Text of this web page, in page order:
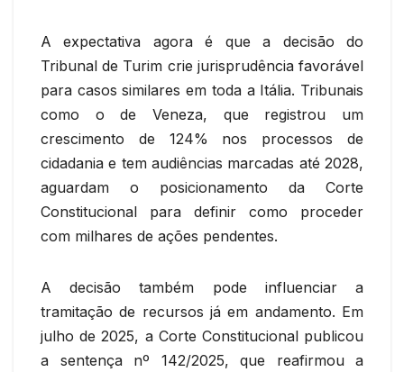
A expectativa agora é que a decisão do
Tribunal de Turim crie jurisprudência favorável
para casos similares em toda a Itália. Tribunais
como o de Veneza, que registrou um
crescimento de 124% nos processos de
cidadania e tem audiências marcadas até 2028,
aguardam o posicionamento da Corte
Constitucional para definir como proceder
com milhares de ações pendentes.
A decisão também pode influenciar a
tramitação de recursos já em andamento. Em
julho de 2025, a Corte Constitucional publicou
a sentença nº 142/2025, que reafirmou a